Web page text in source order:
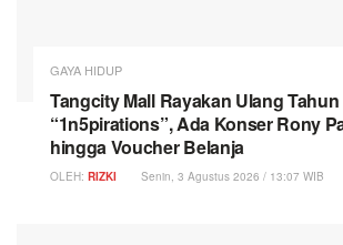
GAYA HIDUP
Tangcity Mall Rayakan Ulang Tahun
“1n5pirations”, Ada Konser Rony
hingga Voucher Belanja
OLEH: RIZKI Senin, 3 Agustus 2026 / 13:07 WIB